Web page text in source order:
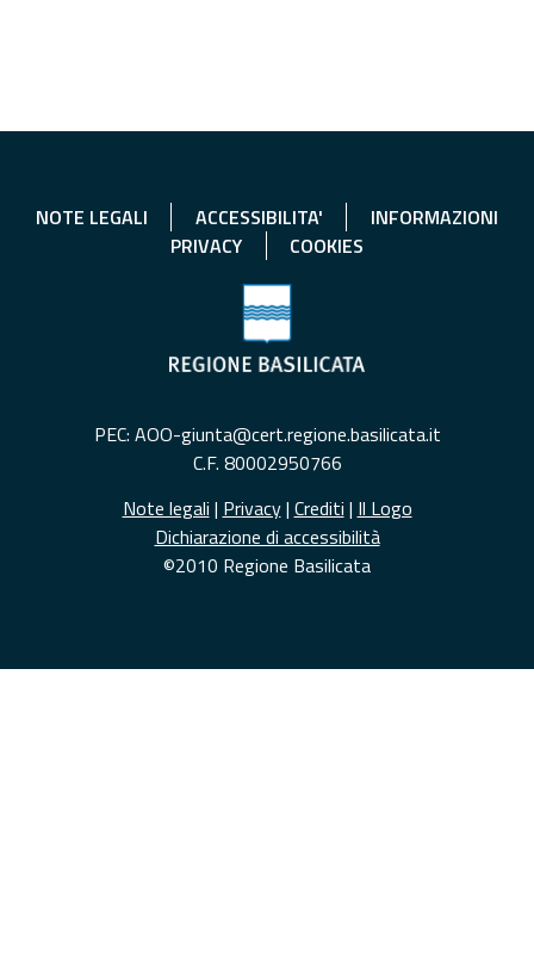
NOTE LEGALI ACCESSIBILITA'
INFORMAZIONI
PRIVACY
COOKIES
PEC: AOO-giunta@cert.regione.basilicata.it
C.F. 80002950766
Note legali | Privacy| Crediti | Il Logo
Dichiarazione di accessibilità
©2010 Regione Basilicata